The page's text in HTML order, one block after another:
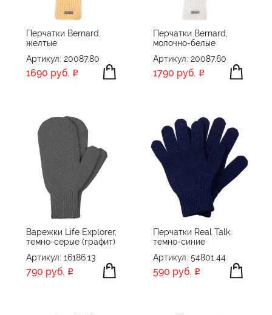
Перчатки Bernard,
желтые
Артикул: 20087.80
1690 руб.
Перчатки Bernard,
молочно-белые
Артикул: 20087.60
1790 руб.
Варежки Life Explorer,
темно-серые (графит)
Артикул: 16186.13
790 руб.
Перчатки Real Talk,
темно-синие
Артикул: 54801.44
590 руб.